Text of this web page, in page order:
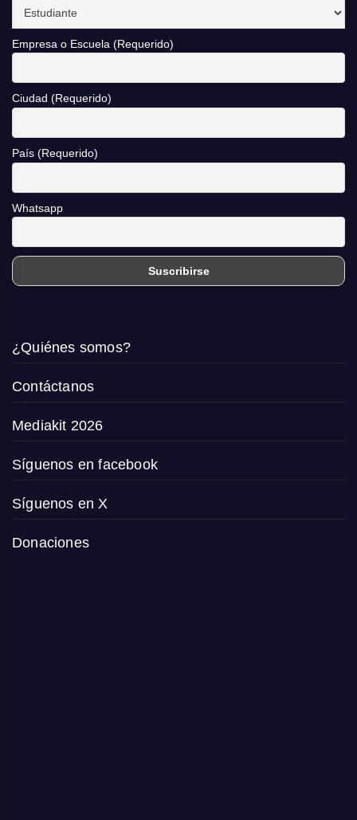
Empresa o Escuela (Requerido)
Ciudad (Requerido)
País (Requerido)
Whatsapp
¿Quiénes somos?
Contáctanos
Mediakit 2026
Síguenos en facebook
Síguenos en X
Donaciones